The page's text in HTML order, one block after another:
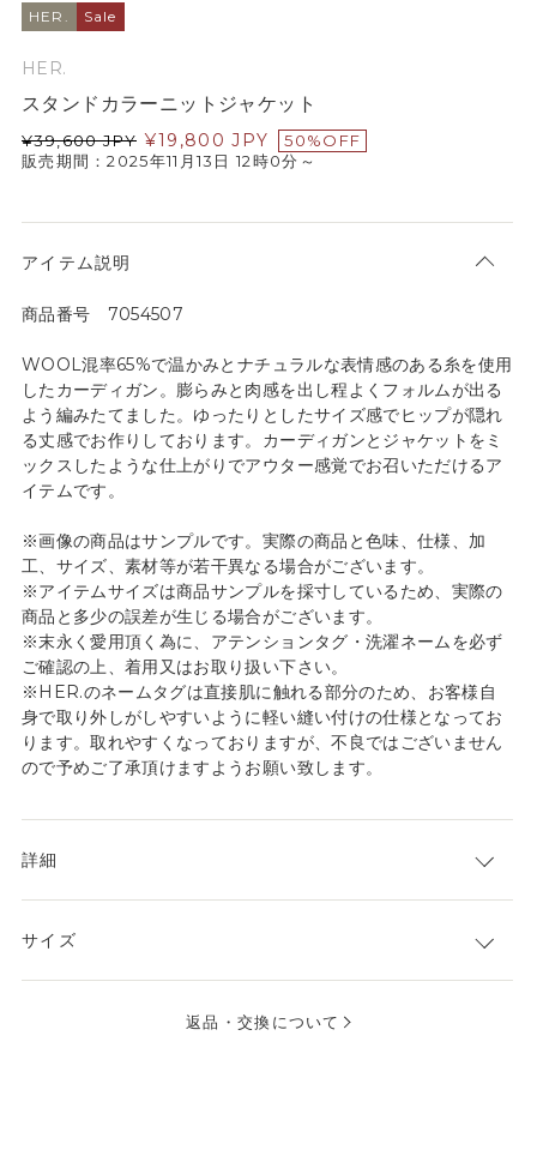
HER. Sale
HER.
スタンドカラーニットジャケット
¥39,600 JPY ¥19,800 JPY
50%OFF
販売期間：2025年11月13日 12時0分～
アイテム説明
商品番号 7054507
WOOL混率65%で温かみとナチュラルな表情感のある糸を使用
したカーディガン。膨らみと肉感を出し程よくフォルムが出る
よう編みたてました。ゆったりとしたサイズ感でヒップが隠れ
る丈感でお作りしております。カーディガンとジャケットをミ
ックスしたような仕上がりでアウター感覚でお召いただけるア
イテムです。
※画像の商品はサンプルです。実際の商品と色味、仕様、加
工、サイズ、素材等が若干異なる場合がございます。
※アイテムサイズは商品サンプルを採寸しているため、実際の
商品と多少の誤差が生じる場合がございます。
※末永く愛用頂く為に、アテンションタグ・洗濯ネームを必ず
ご確認の上、着用又はお取り扱い下さい。
※HER.のネームタグは直接肌に触れる部分のため、お客様自
身で取り外しがしやすいように軽い縫い付けの仕様となってお
ります。取れやすくなっておりますが、不良ではございません
ので予めご了承頂けますようお願い致します。
詳細
サイズ
返品・交換について